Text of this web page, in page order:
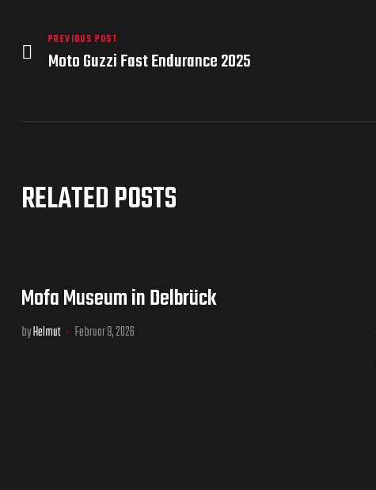
PREVIOUS POST
Moto Guzzi Fast Endurance 2025
RELATED POSTS
Mofa Museum in Delbrück
byHelmut Februar 9, 2026